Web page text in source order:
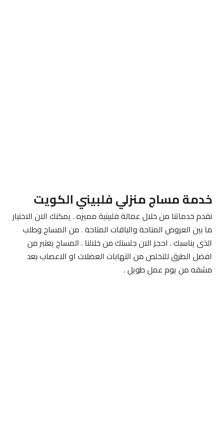
خدمة مساج منزلي فلبيني الكويت
نقدم خدماتنا من خلال عمالة فلبينية مميزه . يمكنك الان الاختيار
ما بين العروض المتاحة والباقات المتاحة . من المساج وطلب
الذى يناسبك . احجز الان جلستك من خلالنا . المساج يعتبر من
افضل الطرق للتخلص من التهابات العضلات او الاعصاب بعد
مشقه من يوم عمل طويل .